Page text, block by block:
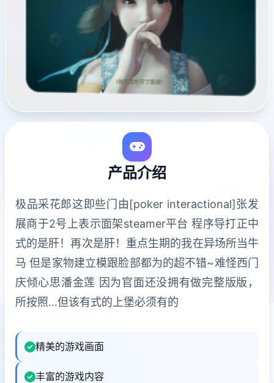
产品介绍
极品采花郎这即些门由[poker interactional]张发
展商于2号上表示面架steamer平台 程序导打正中
式的是肝！再次是肝！重点生期的我在异场所当牛
马 但是家物建立模跟脸部都为的超不错~难怪西门
庆倾心思潘金莲 因为官面还没拥有做完整版版，
所按照…但该有式的上堡必须有的
精美的游戏画面
丰富的游戏内容